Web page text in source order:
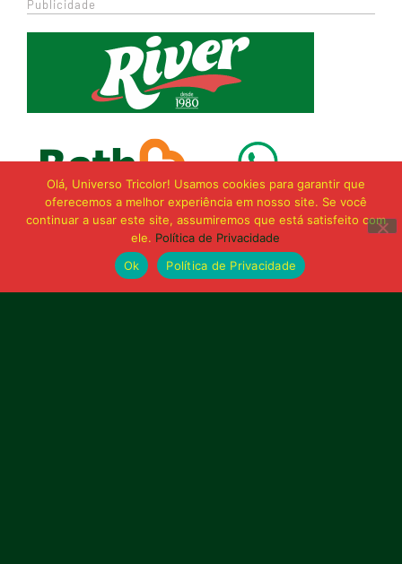
Publicidade
Olá, Universo Tricolor! Usamos cookies para garantir que
oferecemos a melhor experiência em nosso site. Se você
continuar a usar este site, assumiremos que está satisfeito com
ele. Política de Privacidade
Ok
Política de Privacidade